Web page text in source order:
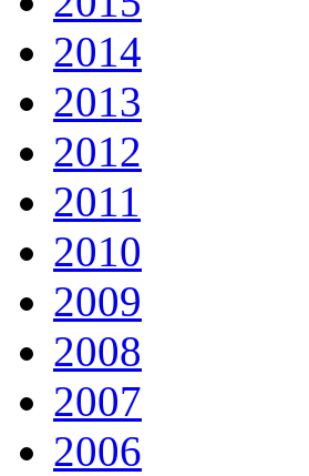
2014
2013
2012
2011
2010
2009
2008
2007
2006